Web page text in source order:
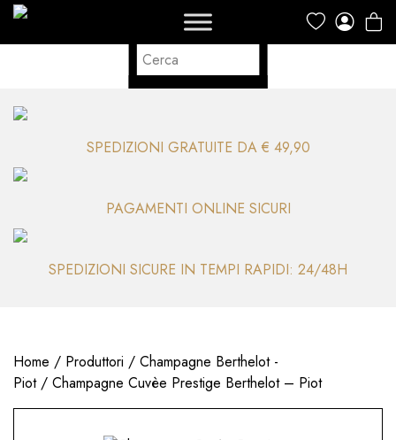
SPEDIZIONI GRATUITE DA € 49,90
PAGAMENTI ONLINE SICURI
SPEDIZIONI SICURE IN TEMPI RAPIDI: 24/48H
Home / Produttori / Champagne Berthelot -
Piot/ Champagne Cuvèe Prestige Berthelot – Piot